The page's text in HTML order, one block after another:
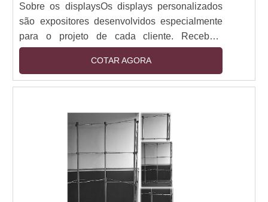
Sobre os displaysOs displays personalizados
são expositores desenvolvidos especialmente
para o projeto de cada cliente. Recebem
design, materiais, e identidade visual de modo
geral próprio para cada função.Informações
importantesNo momento de avaliar displays
atentar que o valor deste produto pode variar,
uma vez que cada personalização específica
pode fazer uso de estruturas e tecnologias
diferentes,....
COTAR AGORA